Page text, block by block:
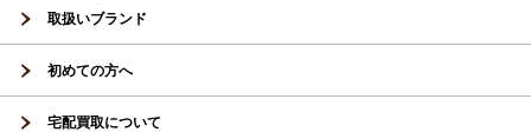
取扱いブランド
初めての方へ
宅配買取について